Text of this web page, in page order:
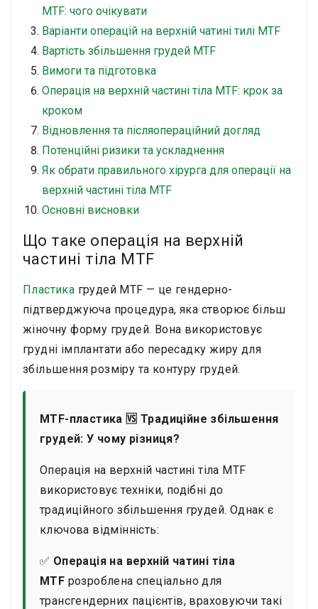
MTF: чого очікувати
Варіанти операцій на верхній чатині тилі MTF
Вартість збільшення грудей MTF
Вимоги та підготовка
Операція на верхній частині тіла MTF: крок за
кроком
Відновлення та післяопераційний догляд
Потенційні ризики та ускладнення
Як обрати правильного хірурга для операції на
верхній частині тіла MTF
Основні висновки
Що таке операція на верхній
частині тіла MTF
Пластика грудей MTF — це гендерно-
підтверджуюча процедура, яка створює більш
жіночну форму грудей. Вона використовує
грудні імплантати або пересадку жиру для
збільшення розміру та контуру грудей.
MTF-пластика 🆚 Традиційне збільшення
грудей: У чому різниця?
Операція на верхній частині тіла MTF
використовує техніки, подібні до
традиційного збільшення грудей. Однак є
ключова відмінність:
✅ Операція на верхній чатині тіла
MTF розроблена спеціально для
трансгендерних пацієнтів, враховуючи такі